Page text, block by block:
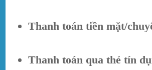
Thanh toán tiền mặt/
Thanh toán qua thẻ tín